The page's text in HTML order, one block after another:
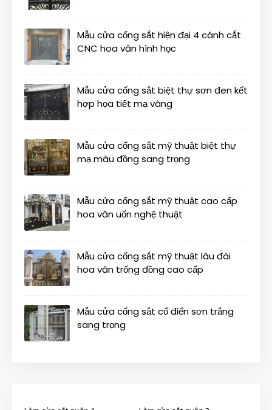
Mẫu cửa cổng sắt hiện đại 4 cánh cắt
CNC hoa văn hình học
Mẫu cửa cổng sắt biệt thự sơn đen kết
hợp họa tiết mạ vàng
Mẫu cửa cổng sắt mỹ thuật biệt thự
mạ màu đồng sang trọng
Mẫu cửa cổng sắt mỹ thuật cao cấp
hoa văn uốn nghệ thuật
Mẫu cửa cổng sắt mỹ thuật lâu đài
hoa văn trống đồng cao cấp
Mẫu cửa cổng sắt cổ điển sơn trắng
sang trọng